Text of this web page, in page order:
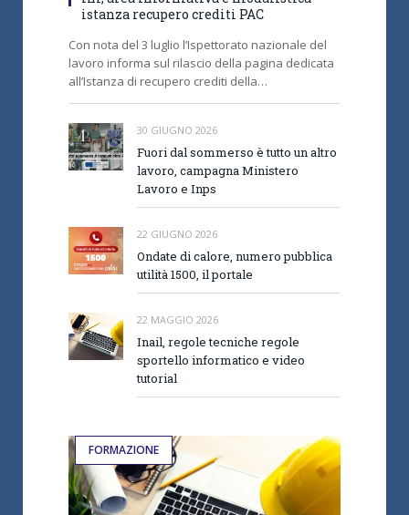
istanza recupero crediti PAC
Con nota del 3 luglio l’Ispettorato nazionale del
lavoro informa sul rilascio della pagina dedicata
all’Istanza di recupero crediti della…
30 GIUGNO 2026
Fuori dal sommerso è tutto un altro
lavoro, campagna Ministero
Lavoro e Inps
22 GIUGNO 2026
Ondate di calore, numero pubblica
utilità 1500, il portale
22 MAGGIO 2026
Inail, regole tecniche regole
sportello informatico e video
tutorial
FORMAZIONE